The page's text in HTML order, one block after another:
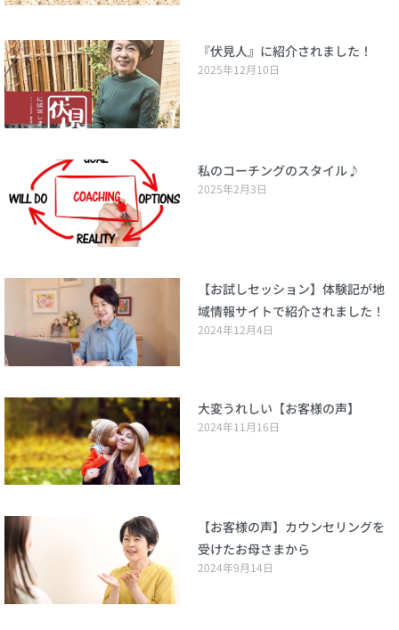
『伏見人』に紹介されました！
2025年12月10日
私のコーチングのスタイル♪
2025年2月3日
【お試しセッション】体験記が地
域情報サイトで紹介されました！
2024年12月4日
大変うれしい【お客様の声】
2024年11月16日
【お客様の声】カウンセリングを
受けたお母さまから
2024年9月14日